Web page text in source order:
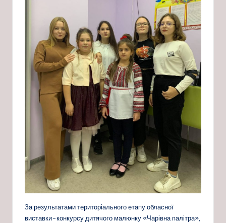
За результатами територіального етапу обласної
виставки-конкурсу дитячого малюнку «Чарівна палітра»,